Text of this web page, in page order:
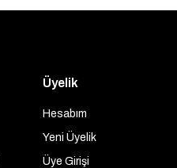
Üyelik
Hesabım
Yeni Üyelik
Üye Girişi